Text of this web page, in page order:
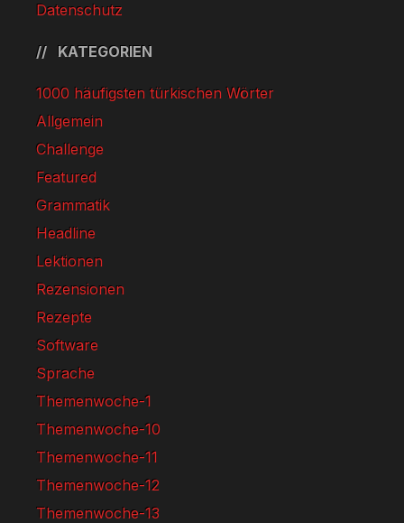
Datenschutz
KATEGORIEN
1000 häufigsten türkischen Wörter
Allgemein
Challenge
Featured
Grammatik
Headline
Lektionen
Rezensionen
Rezepte
Software
Sprache
Themenwoche-1
Themenwoche-10
Themenwoche-11
Themenwoche-12
Themenwoche-13